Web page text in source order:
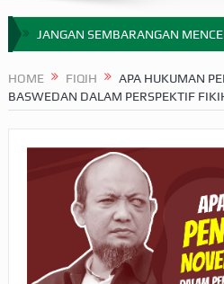
JANGAN SEMBARANGAN
MIMPI YANG DIABAIKAN
SEBELUM TIBA SAAT WAJIB?
HAKIKAT NIKMAT DI DUNIA!
BAGAIMANA CARA MEMBAYAR
UANG HARAM BISA MENJADI
HOME FIQIH
APA HUKUMAN
BASWEDAN DALAM PERSPEKTIF